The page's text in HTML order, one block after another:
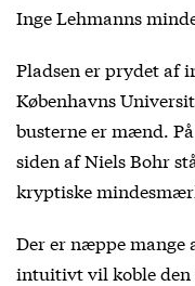
Inge Lehmanns
Pladsen er prydet af
Københavns
busterne er mænd.
siden af Niels Bohr
kryptiske
Der er næppe mange
intuitivt vil koble